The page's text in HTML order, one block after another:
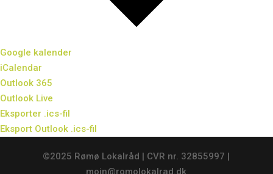
Google kalender
iCalendar
Outlook 365
Outlook Live
Eksporter .ics-fil
Eksport Outlook .ics-fil
©2025 Rømø Lokalråd | CVR nr. 32855997 |
mojn@romolokalrad.dk